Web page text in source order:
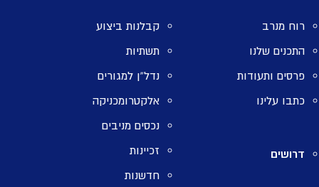
רוח מנרב
התכנים שלנו
פרסים ותעודות
כתבו עלינו
דרושים
קבלנות ביצוע
תשתיות
נדל”ן למגורים
אלקטרומכניקה
נכסים מניבים
זכיינות
חדשנות